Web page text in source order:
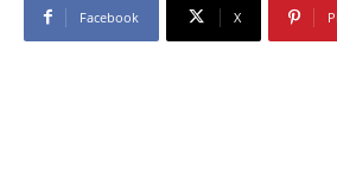
Facebook X